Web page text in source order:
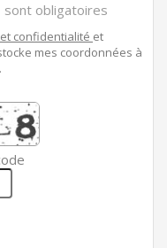
sont obligatoires
confidentialité et
mes coordonnées à